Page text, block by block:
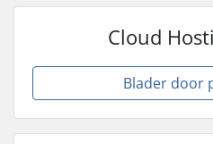
Cloud
Blader door